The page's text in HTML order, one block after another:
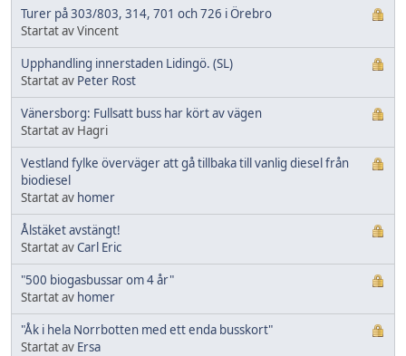
Turer på 303/803, 314, 701 och 726 i Örebro
Startat av Vincent
Upphandling innerstaden Lidingö. (SL)
Startat av Peter Rost
Vänersborg: Fullsatt buss har kört av vägen
Startat av Hagri
Vestland fylke överväger att gå tillbaka till vanlig diesel från
biodiesel
Startat av homer
Ålstäket avstängt!
Startat avCarl Eric
"500 biogasbussar om 4 år"
Startat av homer
"Åk i hela Norrbotten med ett enda busskort"
Startat av Ersa